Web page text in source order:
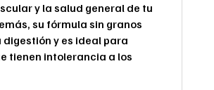
y la salud general de tu
su fórmula sin granos
y es ideal para
tienen intolerancia a los